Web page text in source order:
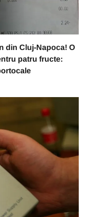
din Cluj-Napoca! O
patru fructe: